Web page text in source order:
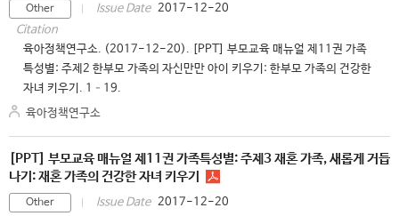
Other Issue Date 2017-12-20
Citation
육아정책연구소. (2017-12-20). [PPT] 부모교육 매뉴얼 제11권 가족
특성별: 주제2 한부모 가족의 자신만만 아이 키우기: 한부모 가족의 건강한
자녀 키우기. 1–19.
육아정책연구소
[PPT] 부모교육 매뉴얼 제11권 가족특성별: 주제3 재혼 가족, 새롭게 거듭
나기: 재혼 가족의 건강한 자녀 키우기
Other Issue Date 2017-12-20